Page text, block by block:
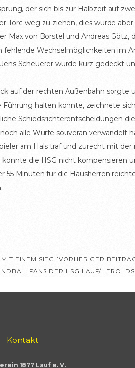
der sich bis zur Halbzeit auf
Tore weg zu ziehen, dies wurde
Max von Borstel und Andreas Götz,
Wechselmöglichkeiten im
Scheuerer wurde kurz gedeckt
auf der rechten Außenbahn
halten konnte, zeichnete
Schiedsrichterentscheidungen
alle Würfe souverän verwandelt
am Hals traf und zurecht mit
die HSG nicht kompensieren
Minuten für die Hausherren
EINEM SIEG [VORHERIGER
DER HSG LAUF/
Kontakt
1877 Lauf e. V.